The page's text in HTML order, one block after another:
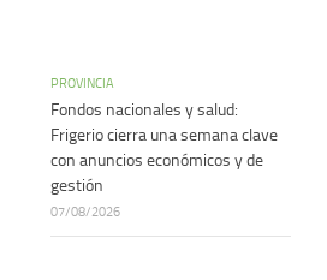
PROVINCIA
Fondos nacionales y salud:
Frigerio cierra una semana clave
con anuncios económicos y de
gestión
07/08/2026